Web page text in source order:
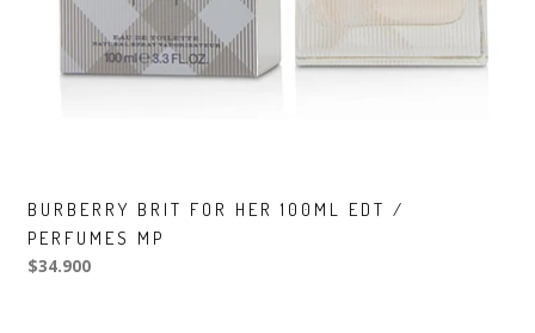
BURBERRY BRIT FOR HER 100ML EDT /
PERFUMES MP
$34.900